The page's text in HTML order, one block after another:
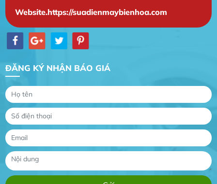
Website.https://suadienmaybienhoa.com
ĐĂNG KÝ NHẬN BÁO GIÁ
Gia Đình chúng tôi rất hài lòng dịch vụ tại
Dự án nhà phố đẹp lên nhờ đội thợ điện từ dịch